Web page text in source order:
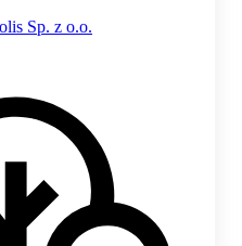
Sp. z o.o.